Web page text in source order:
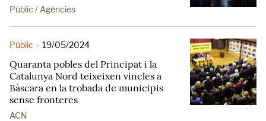
Públic / Agències
Públic - 19/05/2024
Quaranta pobles del Principat i la
Catalunya Nord teixeixen vincles a
Bàscara en la trobada de municipis
sense fronteres
ACN